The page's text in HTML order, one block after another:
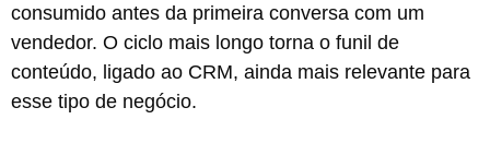
consumido antes da primeira conversa com um
vendedor. O ciclo mais longo torna o funil de
conteúdo, ligado ao CRM, ainda mais relevante para
esse tipo de negócio.